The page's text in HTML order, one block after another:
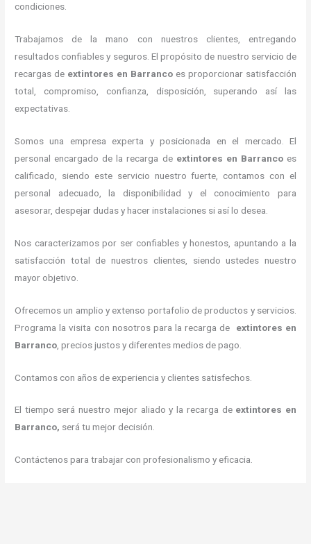
condiciones.
Trabajamos de la mano con nuestros clientes, entregando
resultados confiables y seguros. El propósito de nuestro servicio de
recargas de extintores en Barranco es proporcionar satisfacción
total, compromiso, confianza, disposición, superando así las
expectativas.
Somos una empresa experta y posicionada en el mercado. El
personal encargado de la recarga de extintores en Barrancoes
calificado, siendo este servicio nuestro fuerte, contamos con el
personal adecuado, la disponibilidad y el conocimiento para
asesorar, despejar dudas y hacer instalaciones si así lo desea.
Nos caracterizamos por ser confiables y honestos, apuntando a la
satisfacción total de nuestros clientes, siendo ustedes nuestro
mayor objetivo.
Ofrecemos un amplio y extenso portafolio de productos y servicios.
Programa la visita con nosotros para la recarga de extintores en
Barranco , precios justos y diferentes medios de pago.
Contamos con años de experiencia y clientes satisfechos.
El tiempo será nuestro mejor aliado y la recarga de extintores en
Barranco, será tu mejor decisión.
Contáctenos para trabajar con profesionalismo y eficacia.